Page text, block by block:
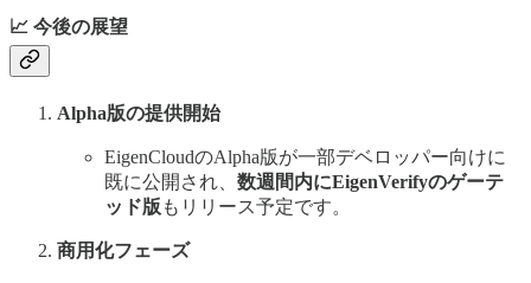
📈 今後の展望
Alpha版の提供開始
EigenCloudのAlpha版が一部デベロッパー向けに
既に公開され、 数週間内にEigenVerifyのゲーテ
ッド版 もリリース予定です。
商用化フェーズ